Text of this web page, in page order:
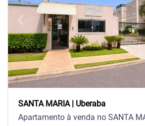
arrow_back_iosPrevious
SANTA MARIA | Uberaba
Apartamento à venda no SANTA